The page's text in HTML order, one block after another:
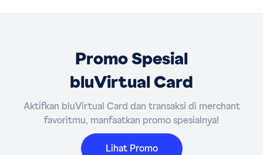
Promo Spesial
bluVirtual Card
Aktifkan bluVirtual Card dan transaksi di merchant
favoritmu, manfaatkan promo spesialnya!
Lihat Promo